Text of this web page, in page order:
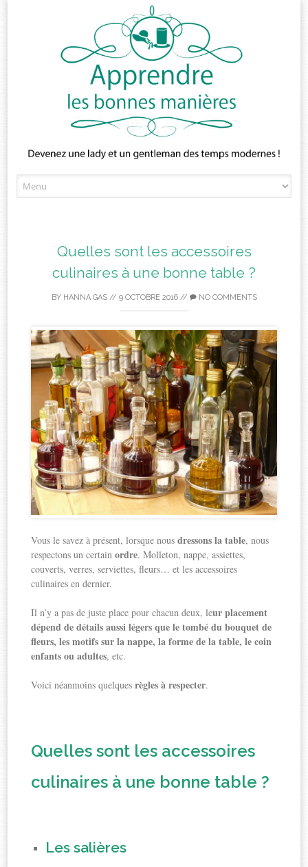
to
Quelles sont les accessoires
culinaires à une bonne table ?
BY HANNA GAS// 9 OCTOBRE 2016// NO COMMENTS
Vous le savez à présent, lorsque nousdressons la table, nous
respectons un certainordre. Molleton, nappe, assiettes,
couverts, verres, serviettes, fleurs… et les accessoires
culinaires en dernier.
Il n’y a pas de juste place pour chacun deux, leur placement
dépend de détails aussi légers que le tombé du bouquet de
fleurs, les motifs sur la nappe, la forme de la table, le coin
enfants ou adultes, etc.
Voici néanmoins quelquesrègles à respecter.
Quelles sont les accessoires
culinaires à une bonne table ?
Les salières